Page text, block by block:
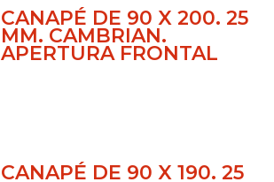
CANAPÉ DE 90 X 200. 25
MM. CAMBRIAN.
APERTURA FRONTAL
CANAPÉ DE 90 X 190. 25